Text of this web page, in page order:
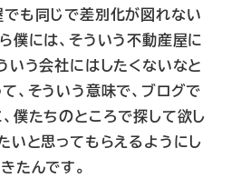
も同じで差別化が図れない
僕には、そういう不動産屋に
いう会社にはしたくないなと
、そういう意味で、ブログで
僕たちのところで探して欲し
いと思ってもらえるようにし
たんです。